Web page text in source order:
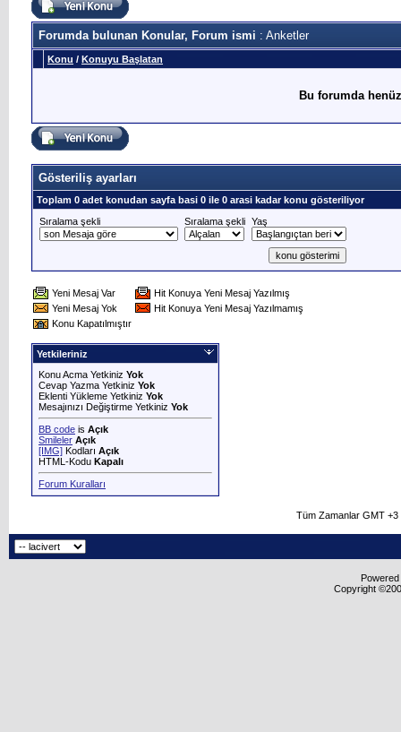
Forumda bulunan Konular, Forum ismi : Anketler
Konu / Konuyu Başlatan
Bu forumda
Gösteriliş ayarları
Toplam 0 adet konudan sayfa basi 0 ile 0 arasi kadar konu gösteriliyor
Sıralama şekli
Sıralama şekli Yaş
Yeni Mesaj Var
Hit Konuya Yeni Mesaj Yazılmış
Yeni Mesaj Yok
Hit Konuya Yeni Mesaj Yazılmamış
Konu Kapatılmıştır
Yetkileriniz
Konu Acma Yetkiniz Yok
Cevap Yazma Yetkiniz Yok
Eklenti Yükleme Yetkiniz Yok
Mesajınızı Değiştirme Yetkiniz Yok
BB code is Açık
Smileler Açık
[IMG] Kodları Açık
HTML-Kodu Kapalı
Forum Kuralları
Tüm Zamanlar GMT
Copyright